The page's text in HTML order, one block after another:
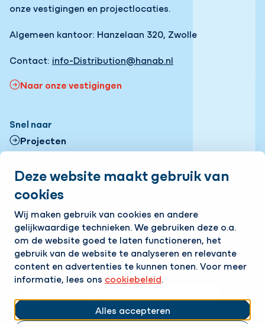
Deze website maakt gebruik van
cookies
Wij maken gebruik van cookies en andere
gelijkwaardige technieken. We gebruiken deze o.a.
om de website goed te laten functioneren, het
gebruik van de website te analyseren en relevante
content en advertenties te kunnen tonen. Voor meer
informatie, lees ons cookiebeleid.
Alles accepteren
onze vestigingen en projectlocaties.
Algemeen kantoor: Hanzelaan 320, Zwolle
Contact: info-Distribution@hanab.nl
Naar onze vestigingen
Snel naar
Projecten
Onze vestigingen
Volg ons
LinkedInInstagramFacebook
Op de hoogte blijven van het laatste nieuws?
Ontvang onze nieuwsbrief in je mailbox!